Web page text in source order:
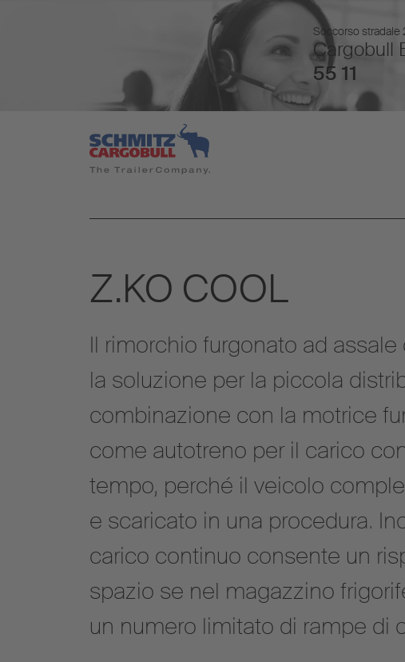
Soccorso stradale
Cargobull
55 11
Z.KO COOL
Il rimorchio furgonato ad
la soluzione per la piccola
combinazione con la motrice
come autotreno per il carico
tempo, perché il veicolo
e scaricato in una procedura.
carico continuo consente un
spazio se nel magazzino
un numero limitato di rampe di